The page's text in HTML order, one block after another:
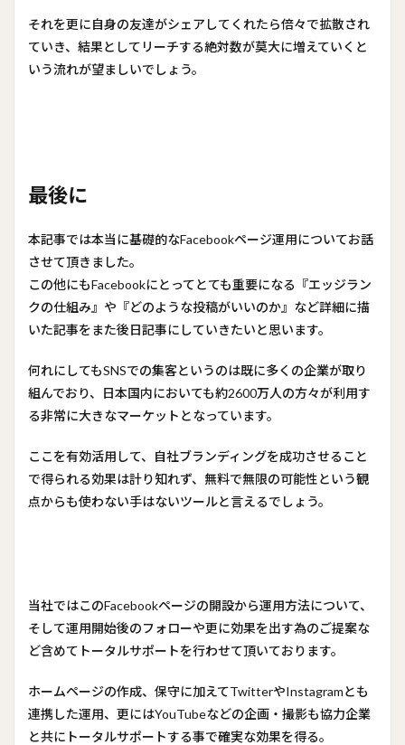
それを更に自身の友達がシェアしてくれたら倍々で拡散され
ていき、結果としてリーチする絶対数が莫大に増えていくと
いう流れが望ましいでしょう。
最後に
本記事では本当に基礎的なFacebookページ運用についてお話
させて頂きました。
この他にもFacebookにとってとても重要になる『エッジラン
クの仕組み』や『どのような投稿がいいのか』など詳細に描
いた記事をまた後日記事にしていきたいと思います。
何れにしてもSNSでの集客というのは既に多くの企業が取り
組んでおり、日本国内においても約2600万人の方々が利用す
る非常に大きなマーケットとなっています。
ここを有効活用して、自社ブランディングを成功させること
で得られる効果は計り知れず、無料で無限の可能性という観
点からも使わない手はないツールと言えるでしょう。
当社ではこのFacebookページの開設から運用方法について、
そして運用開始後のフォローや更に効果を出す為のご提案な
ど含めてトータルサポートを行わせて頂いております。
ホームページの作成、保守に加えてTwitterやInstagramとも
連携した運用、更にはYouTubeなどの企画・撮影も協力企業
と共にトータルサポートする事で確実な効果を得る。